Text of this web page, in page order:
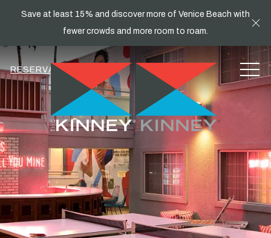
Save at least 15% and discover more of Venice Beach with
fewer crowds and more room to roam.
RESERVA AHORA